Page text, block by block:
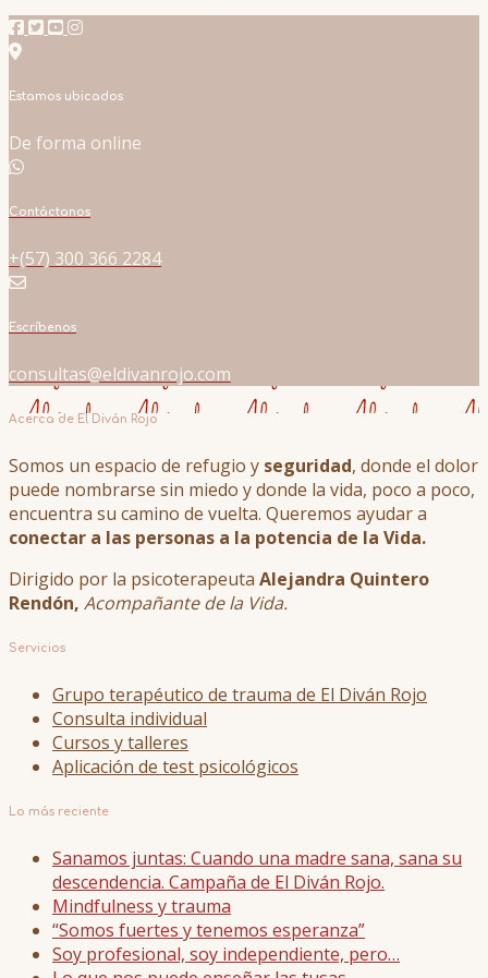
Estamos ubicados
De forma online
Contáctanos
+(57) 300 366 2284
Escríbenos
consultas@eldivanrojo.com
Acerca de El Diván Rojo
Somos un espacio de refugio y seguridad, donde el dolor
puede nombrarse sin miedo y donde la vida, poco a poco,
encuentra su camino de vuelta. Queremos ayudar a
conectar a las personas a la potencia de la Vida.
Dirigido por la psicoterapeuta Alejandra Quintero
Rendón, Acompañante de la Vida.
Servicios
Grupo terapéutico de trauma de El Diván Rojo
Consulta individual
Cursos y talleres
Aplicación de test psicológicos
Lo más reciente
Sanamos juntas: Cuando una madre sana, sana su
descendencia. Campaña de El Diván Rojo.
Mindfulness y trauma
“Somos fuertes y tenemos esperanza”
Soy profesional, soy independiente, pero…